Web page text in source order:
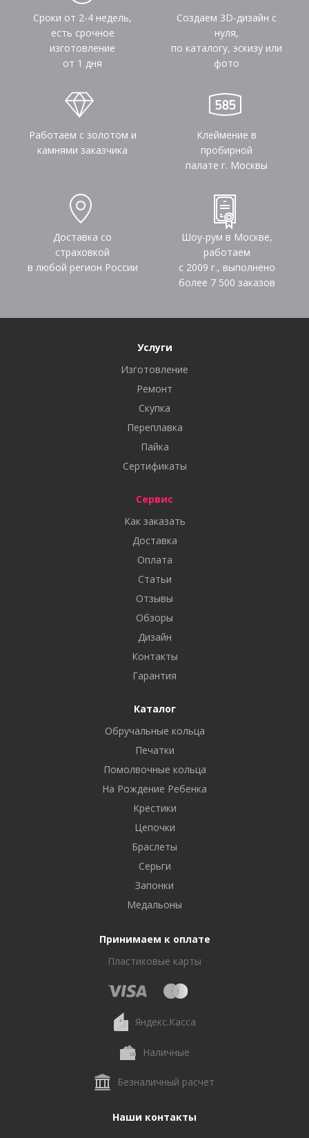
Сроки от 2-4 недель,
есть срочное
изготовление
от 1 дня
Создаем 3D-дизайн с
нуля,
по каталогу, эскизу или
фото
Работаем с золотом и
камнями заказчика
Клеймение в
пробирной
палате г. Москвы
Доставка со
страховкой
в любой регион России
Шоу-рум в Москве,
работаем
с 2009 г., выполнено
более 7 500 заказов
Услуги
Изготовление
Ремонт
Скупка
Переплавка
Пайка
Сертификаты
Сервис
Как заказать
Доставка
Оплата
Статьи
Отзывы
Обзоры
Дизайн
Контакты
Гарантия
Каталог
Обручальные кольца
Печатки
Помолвочные кольца
На Рождение Ребенка
Крестики
Цепочки
Браслеты
Серьги
Запонки
Медальоны
Принимаем к оплате
Пластиковые карты
Яндекс.Касса
Наличные
Безналичный расчет
Наши контакты